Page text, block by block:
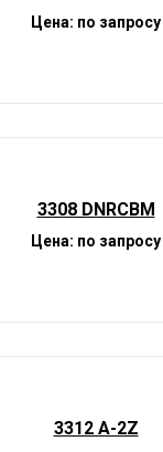
Цена: по запросу
3308 DNRCBM
Цена: по запросу
3312 A-2Z